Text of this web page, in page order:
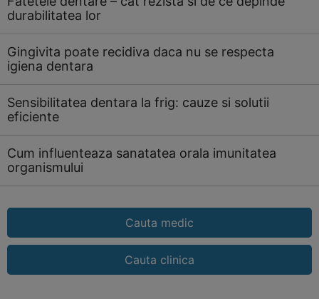
durabilitatea lor
Gingivita poate recidiva daca nu se respecta
igiena dentara
Sensibilitatea dentara la frig: cauze si solutii
eficiente
Cum influenteaza sanatatea orala imunitatea
organismului
Cauta medic
Cauta clinica